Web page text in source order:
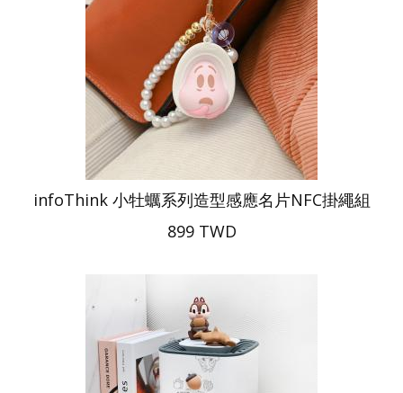
infoThink 小牡蠣系列造型感應名片NFC掛繩組
899 TWD